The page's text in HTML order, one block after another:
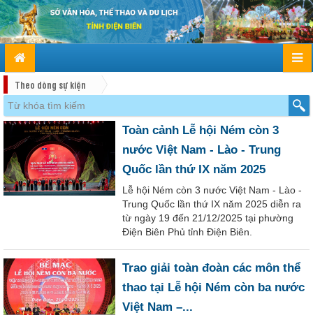
Theo dòng sự kiện
Toàn cảnh Lễ hội Ném còn 3
nước Việt Nam - Lào - Trung
Quốc lần thứ IX năm 2025
Lễ hội Ném còn 3 nước Việt Nam - Lào -
Trung Quốc lần thứ IX năm 2025 diễn ra
từ ngày 19 đến 21/12/2025 tại phường
Điện Biên Phủ tỉnh Điện Biên.
Trao giải toàn đoàn các môn thể
thao tại Lễ hội Ném còn ba nước
Việt Nam –...